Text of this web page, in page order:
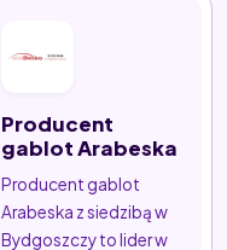
Producent
gablot Arabeska
Producent gablot
Arabeska z siedzibą w
Bydgoszczy to lider w